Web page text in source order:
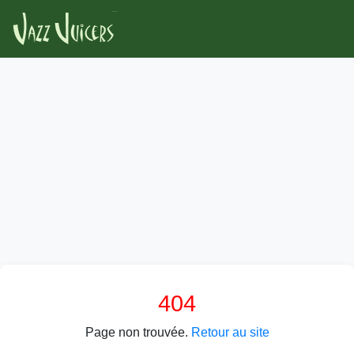
404
Page non trouvée. Retour au site